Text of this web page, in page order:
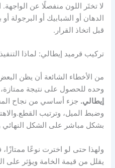
لا تختَر اللون منفصلًا عن
الدهان أو الشبابيك أو
قبل اتخاذ القرار.
تركيب قرميد إيطالي: لماذا
من الأخطاء الشائعة أن يظن
وحده للحصول على نتيجة
إيطالي. جزء أساسي من نجاح
وضبط الميل، وترتيب
بشكل مباشر على الشكل النهائي
ولهذا حتى لو اخترت نوعًا
يقلل من قيمة الخامة ويؤثر على